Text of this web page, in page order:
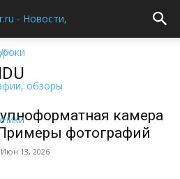
камера
фотографий
Июн 13, 2026